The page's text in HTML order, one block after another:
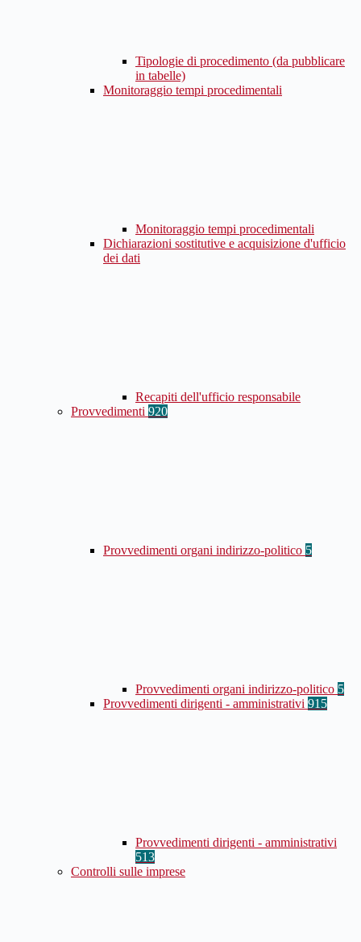
Tipologie di procedimento (da pubblicare
in tabelle)
Monitoraggio tempi procedimentali
Monitoraggio tempi procedimentali
Dichiarazioni sostitutive e acquisizione d'ufficio
dei dati
Recapiti dell'ufficio responsabile
Provvedimenti 920
Provvedimenti organi indirizzo-politico 5
Provvedimenti organi indirizzo-politico 5
Provvedimenti dirigenti - amministrativi 915
Provvedimenti dirigenti - amministrativi
513
Controlli sulle imprese